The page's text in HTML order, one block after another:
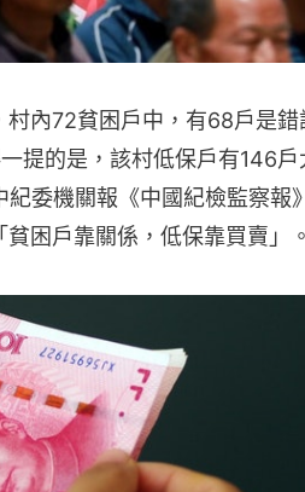
內72貧困戶中，有68戶是錯
提的是，該村低保戶有146戶
委機關報《中國紀檢監察報
困戶靠關係，低保靠買賣」。